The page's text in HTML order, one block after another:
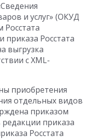
и услуг» (ОКУД
Росстата
приказа Росстата
выгрузка
с XML-
приобретения
отдельных видов
приказом
приказа
Росстата